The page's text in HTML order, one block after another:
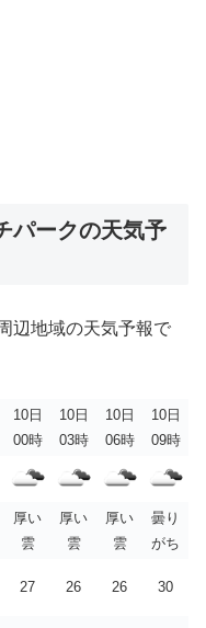
パークの天気予
辺地域の天気予報で
10日
00時
10日
03時
10日
06時
10日
09時
厚い
雲
厚い
雲
厚い
雲
曇り
がち
27 26 26 30